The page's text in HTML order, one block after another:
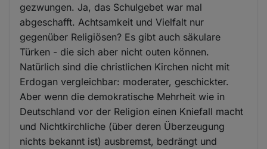
gezwungen. Ja, das Schulgebet war mal
abgeschafft. Achtsamkeit und Vielfalt nur
gegenüber Religiösen? Es gibt auch säkulare
Türken - die sich aber nicht outen können.
Natürlich sind die christlichen Kirchen nicht mit
Erdogan vergleichbar: moderater, geschickter.
Aber wenn die demokratische Mehrheit wie in
Deutschland vor der Religion einen Kniefall macht
und Nichtkirchliche (über deren Überzeugung
nichts bekannt ist) ausbremst, bedrängt und